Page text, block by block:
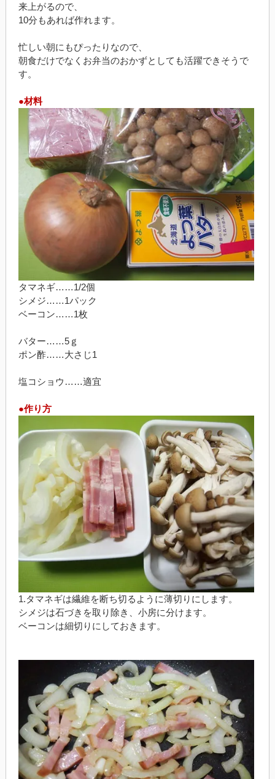
来上がるので、
10分もあれば作れます。
忙しい朝にもぴったりなので、
朝食だけでなくお弁当のおかずとしても活躍できそうで
す。
●材料
タマネギ……1/2個
シメジ……1パック
ベーコン……1枚
バター……5ｇ
ポン酢……大さじ1
塩コショウ……適宜
●作り方
1.タマネギは繊維を断ち切るように薄切りにします。
シメジは石づきを取り除き、小房に分けます。
ベーコンは細切りにしておきます。